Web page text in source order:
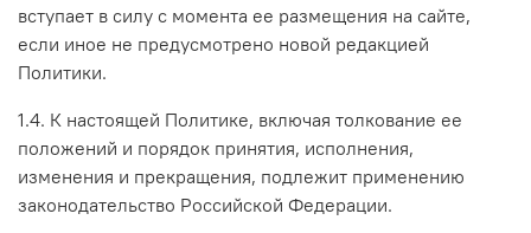
вступает в силу с момента ее размещения на сайте,
если иное не предусмотрено новой редакцией
Политики.
1.4. К настоящей Политике, включая толкование ее
положений и порядок принятия, исполнения,
изменения и прекращения, подлежит применению
законодательство Российской Федерации.